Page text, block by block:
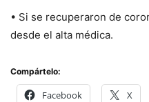
• Si se recuperaron de
desde el alta médica.
Compártelo:
Facebook X